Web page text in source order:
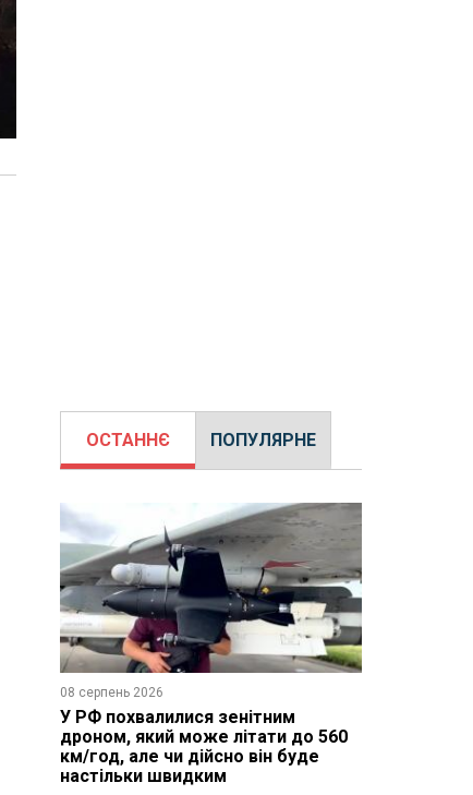
ОСТАННЄ ПОПУЛЯРНЕ
08 серпень 2026
У РФ похвалилися зенітним
дроном, який може літати до 560
км/год, але чи дійсно він буде
настільки швидким